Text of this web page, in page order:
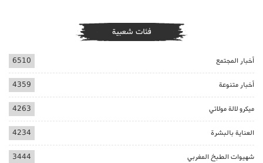
فئات شعبية
أخبار المجتمع 6510
أخبار متنوعة 4359
ميكرو لالة مولاتي 4263
العناية بالبشرة 4234
شهيوات الطبخ المغربي 3444